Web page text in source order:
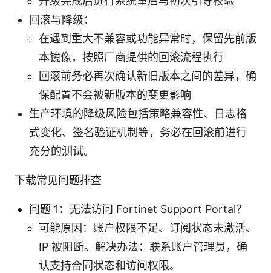
回滚与降级：
在遇到重大不兼容或功能异常时，保留先前版
本镜像，按照厂商提供的回滚流程执行
回滚前务必再次确认新旧版本之间的差异，确
保配置不会被新版本的变更影响
生产环境的降级风险包括策略兼容性、日志格
式变化、签名验证机制等，务必在回滚前进行
充分的测试。
下载常见问题排查
问题 1：无法访问 Fortinet Support Portal？
可能原因：账户权限不足、订阅状态未激活、
IP 被阻断。解决办法：联系账户管理员，确
认支持合同状态和访问权限。